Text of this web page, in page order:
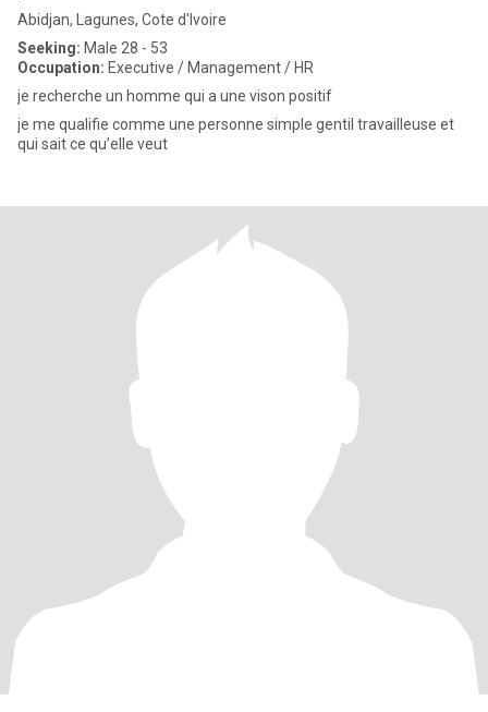
Abidjan, Lagunes, Cote d'Ivoire
Seeking: Male 28 - 53
Occupation: Executive / Management / HR
je recherche un homme qui a une vison positif
je me qualifie comme une personne simple gentil travailleuse et
qui sait ce qu’elle veut